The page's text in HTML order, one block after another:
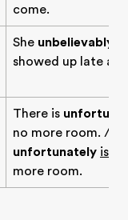
come.
She unbelievably
showed up late
There is
no more room. /
unfortunately is
more room.